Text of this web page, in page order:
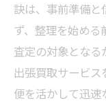
訣は、事前準備と
ず、整理を始め
査定の対象となる
出張買取サービ
便を活かして迅速